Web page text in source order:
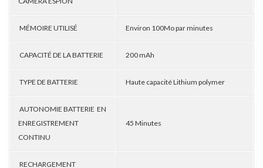
MÉMOIRE UTILISÉ Environ 100Mo par minutes
CAPACITÉ DE LA BATTERIE 200 mAh
TYPE DE BATTERIE Haute capacité Lithium polymer
AUTONOMIE BATTERIE EN
ENREGISTREMENT
CONTINU
45 Minutes
RECHARGEMENT